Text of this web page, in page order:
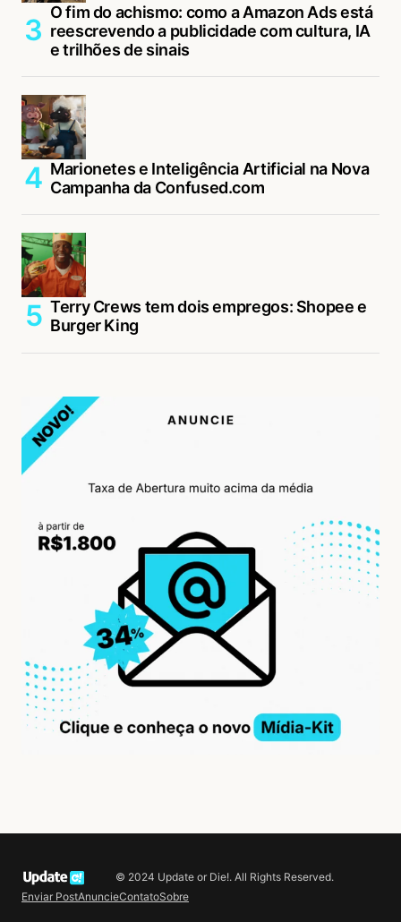
O fim do achismo: como a Amazon Ads está
reescrevendo a publicidade com cultura, IA
e trilhões de sinais
Marionetes e Inteligência Artificial na Nova
Campanha da Confused.com
Terry Crews tem dois empregos: Shopee e
Burger King
© 2024 Update or Die!. All Rights Reserved.
Enviar PostAnuncieContatoSobre